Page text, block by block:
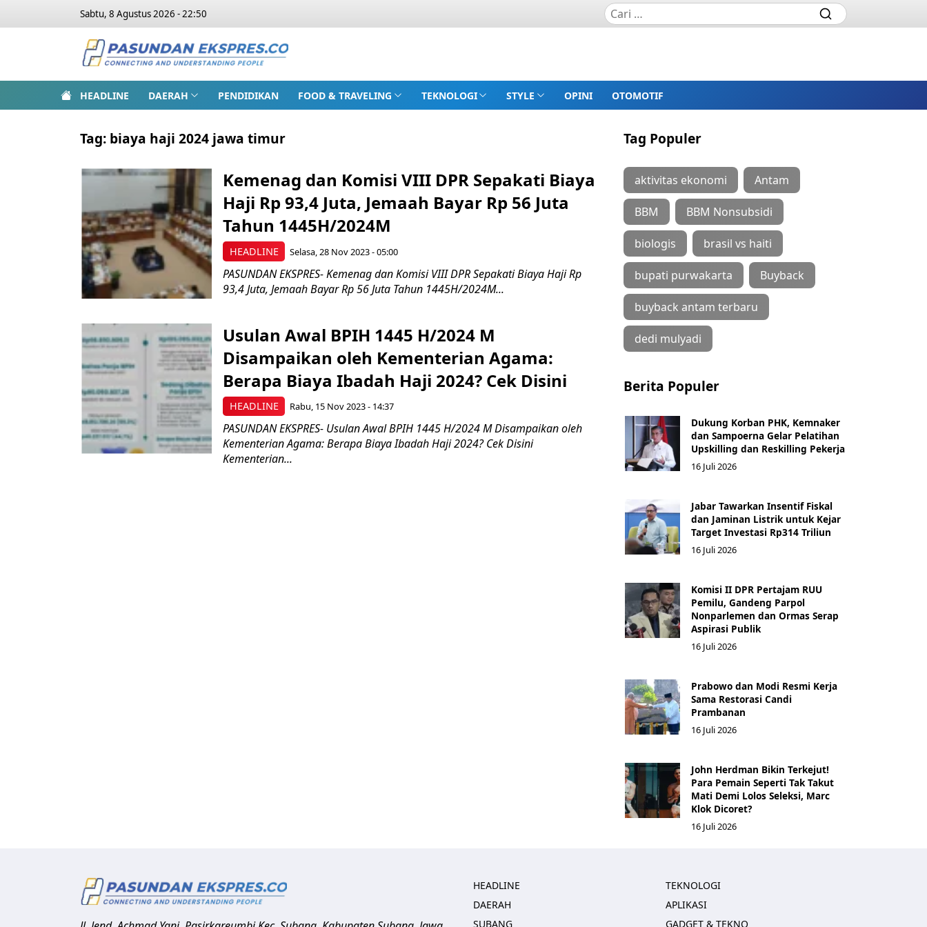
Sabtu, 8 Agustus 2026 - 22:50
HEADLINE DAERAH PENDIDIKAN FOOD & TRAVELING TEKNOLOGI STYLE OPINI OTOMOTIF
Tag: biaya haji 2024 jawa timur
HEADLINE
Kemenag dan Komisi VIII DPR Sepakati Biaya
Haji Rp 93,4 Juta, Jemaah Bayar Rp 56 Juta
Tahun 1445H/2024M
Selasa, 28 Nov 2023 - 05:00
PASUNDAN EKSPRES- Kemenag dan Komisi VIII DPR Sepakati Biaya Haji Rp
93,4 Juta, Jemaah Bayar Rp 56 Juta Tahun 1445H/2024M...
HEADLINE
Usulan Awal BPIH 1445 H/2024 M
Disampaikan oleh Kementerian Agama:
Berapa Biaya Ibadah Haji 2024? Cek Disini
Rabu, 15 Nov 2023 - 14:37
PASUNDAN EKSPRES- Usulan Awal BPIH 1445 H/2024 M Disampaikan oleh
Kementerian Agama: Berapa Biaya Ibadah Haji 2024? Cek Disini
Kementerian...
Tag Populer
aktivitas ekonomi Antam
BBM BBM Nonsubsidi
biologis brasil vs haiti
bupati purwakarta Buyback
buyback antam terbaru
dedi mulyadi
Berita Populer
Dukung Korban PHK, Kemnaker
dan Sampoerna Gelar Pelatihan
Upskilling dan Reskilling Pekerja
16 Juli 2026
Jabar Tawarkan Insentif Fiskal
dan Jaminan Listrik untuk Kejar
Target Investasi Rp314 Triliun
16 Juli 2026
Komisi II DPR Pertajam RUU
Pemilu, Gandeng Parpol
Nonparlemen dan Ormas Serap
Aspirasi Publik
16 Juli 2026
Prabowo dan Modi Resmi Kerja
Sama Restorasi Candi
Prambanan
16 Juli 2026
John Herdman Bikin Terkejut!
Para Pemain Seperti Tak Takut
Mati Demi Lolos Seleksi, Marc
Klok Dicoret?
16 Juli 2026
HEADLINE
DAERAH
SUBANG
TEKNOLOGI
APLIKASI
GADGET & TEKNO